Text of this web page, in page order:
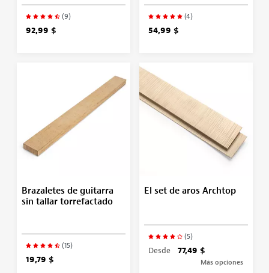
(9)
92,99 $
(4)
54,99 $
Brazaletes de guitarra
sin tallar torrefactado
(15)
19,79 $
El set de aros Archtop
(5)
Desde 77,49 $
Más opciones